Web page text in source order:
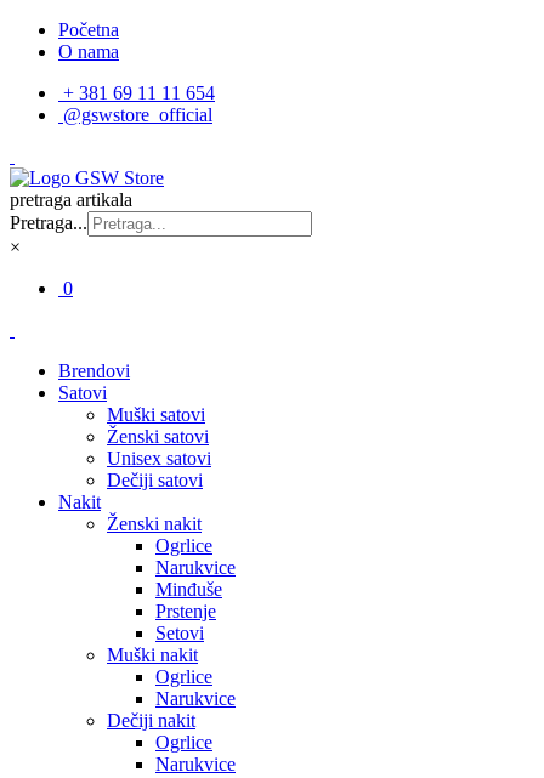
Početna
O nama
+ 381 69 11 11 654
@gswstore_official
pretraga artikala
Pretraga...
×
0
Brendovi
Satovi
Muški satovi
Ženski satovi
Unisex satovi
Dečiji satovi
Nakit
Ženski nakit
Ogrlice
Narukvice
Minđuše
Prstenje
Setovi
Muški nakit
Ogrlice
Narukvice
Dečiji nakit
Ogrlice
Narukvice